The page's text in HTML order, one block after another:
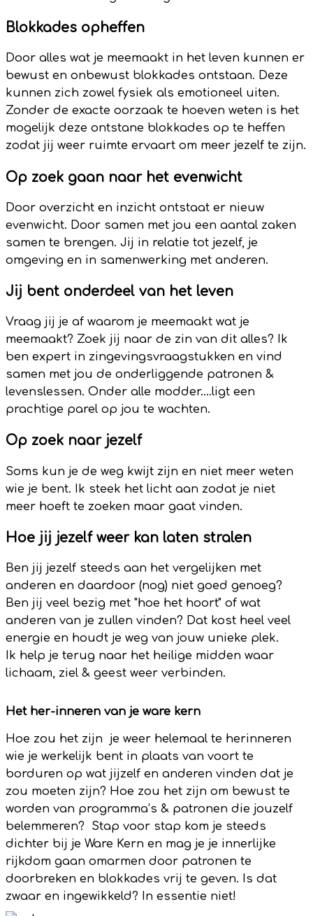
Blokkades opheffen
Door alles wat je meemaakt in het leven kunnen er
bewust en onbewust blokkades ontstaan. Deze
kunnen zich zowel fysiek als emotioneel uiten.
Zonder de exacte oorzaak te hoeven weten is het
mogelijk deze ontstane blokkades op te heffen
zodat jij weer ruimte ervaart om meer jezelf te zijn.
Op zoek gaan naar het evenwicht
Door overzicht en inzicht ontstaat er nieuw
evenwicht. Door samen met jou een aantal zaken
samen te brengen. Jij in relatie tot jezelf, je
omgeving en in samenwerking met anderen.
Jij bent onderdeel van het leven
Vraag jij je af waarom je meemaakt wat je
meemaakt? Zoek jij naar de zin van dit alles? Ik
ben expert in zingevingsvraagstukken en vind
samen met jou de onderliggende patronen &
levenslessen. Onder alle modder....ligt een
prachtige parel op jou te wachten.
Op zoek naar jezelf
Soms kun je de weg kwijt zijn en niet meer weten
wie je bent. Ik steek het licht aan zodat je niet
meer hoeft te zoeken maar gaat vinden.
Hoe jij jezelf weer kan laten stralen
Ben jij jezelf steeds aan het vergelijken met
anderen en daardoor (nog) niet goed genoeg?
Ben jij veel bezig met "hoe het hoort" of wat
anderen van je zullen vinden? Dat kost heel veel
energie en houdt je weg van jouw unieke plek.
Ik help je terug naar het heilige midden waar
lichaam, ziel & geest weer verbinden.
Het her-inneren van je ware kern
Hoe zou het zijn je weer helemaal te herinneren
wie je werkelijk bent in plaats van voort te
borduren op wat jijzelf en anderen vinden dat je
zou moeten zijn? Hoe zou het zijn om bewust te
worden van programma’s & patronen die jouzelf
belemmeren? Stap voor stap kom je steeds
dichter bij je Ware Kern en mag je je innerlijke
rijkdom gaan omarmen door patronen te
doorbreken en blokkades vrij te geven. Is dat
zwaar en ingewikkeld? In essentie niet!